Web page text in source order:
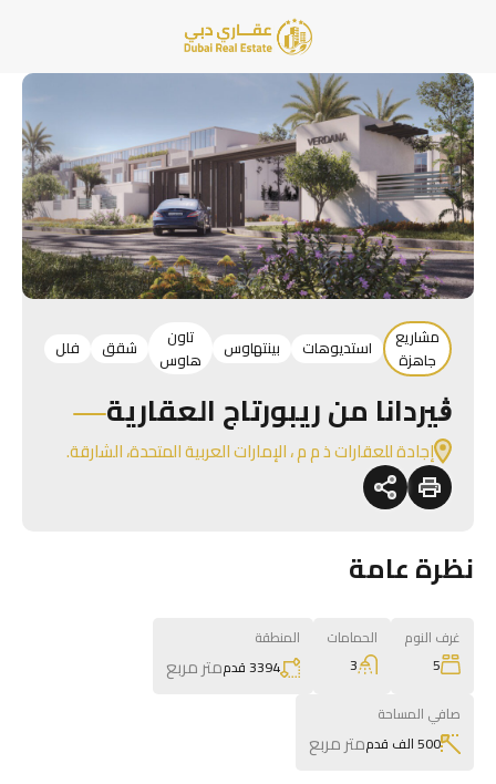
مشاريع
جاهزة
استديوهات بينتهاوس
تاون
هاوس
شقق فلل
ڨيردانا من ريبورتاج العقارية
إجادة للعقارات ذ م م ، الإمارات العربية المتحدة، الشارقة.
نظرة عامة
غرف النوم
5
الحمامات
3
المنطقة
3394 قدم
متر مربع
صافي المساحة
500 الف قدم
متر مربع